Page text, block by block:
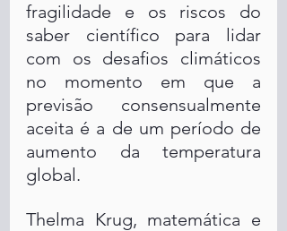
fragilidade e os riscos do
saber científico para lidar
com os desafios climáticos
no momento em que a
previsão consensualmente
aceita é a de um período de
aumento da temperatura
global.
Thelma Krug, matemática e